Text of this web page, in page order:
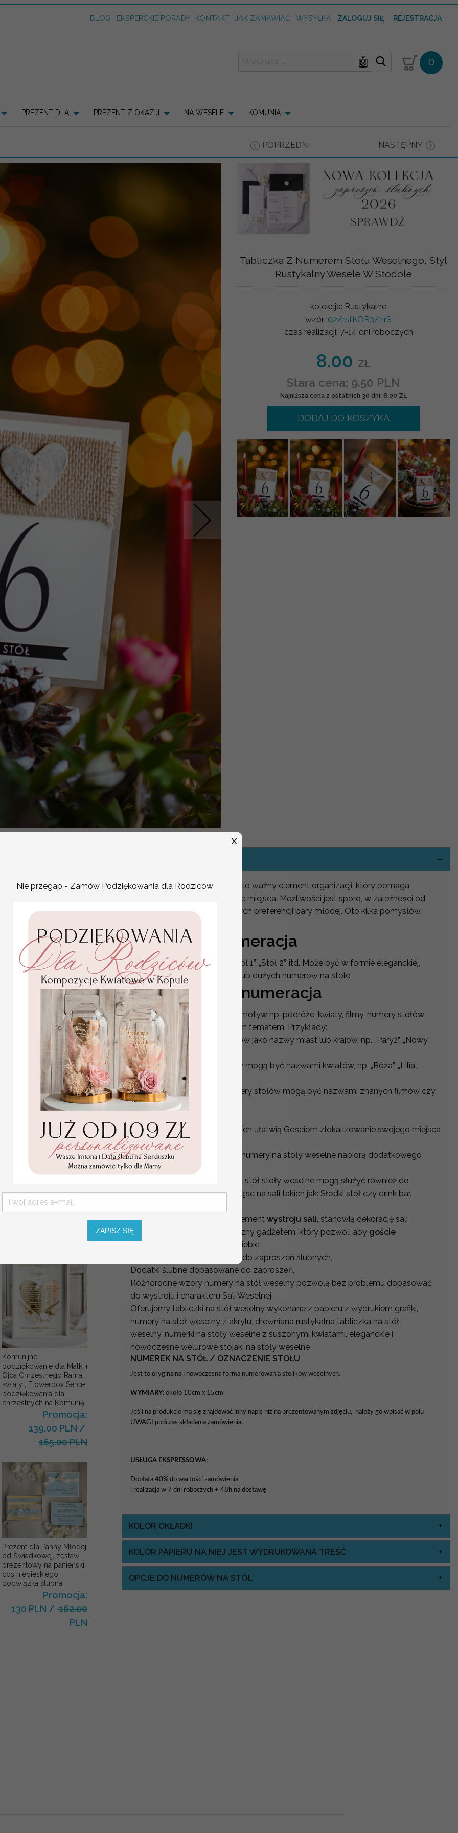
BLOG EKSPERCKIE PORADY KONTAKT JAK ZAMAWIAĆ WYSYŁKA ZALOGUJ SIĘ REJESTRACJA
🤖 0
PREZENT DLA PREZENT Z OKAZJI NA WESELE KOMUNIA
POPRZEDNI NASTĘPNY
Nastepne
Tabliczka Z Numerem Stołu Weselnego, Styl
Rustykalny Wesele W Stodole
kolekcja: Rustykalne
wzór: 02/rstKOR3/nrS
czas realizacji: 7-14 dni roboczych
8.00 ZŁ
Stara cena: 9.50 PLN
Najniższa cena z ostatnich 30 dni: 8.00 ZŁ
DODAJ DO KOSZYKA
Statuetka pamiątka
Pierwszej Komunii w
personalizowana
opakowanie na pieniądze
Promocja:
Komunijne
podziękowanie dla Matki i
Ojca Chrzestnego Rama i
kwiaty , Flowerbox Serce
podziękowania dla
chrzestnych na Komunię
Promocja:
139.00 PLN /
165.00 PLN
Prezent dla Panny Młodej
od Świadkowej, zestaw
prezentowy na panieński,
cos niebieskiego
podwiązka ślubna
Promocja:
130 PLN / 162.00
PLN
Numeracja stołów na weselu to ważny element organizacji, który pomaga
gościom łatwiej znaleźć swoje miejsca. Możliwości jest sporo, w zależności od
stylu wesela, a także osobistych preferencji pary młodej. Oto kilka pomysłów,
Tradycyjna numeracja
Prosta numeracja, czyli „Stół 1”, „Stół 2”, itd. Może być w formie eleganckiej,
minimalistycznej tabliczki lub dużych numerów na stole.
2.Tematyczna numeracja
Jeśli wesele ma określony motyw np. podróże, kwiaty, filmy, numery stołów
mogą być powiązane z tym tematem. Przykłady:
Podróże – numery stołów jako nazwy miast lub krajów, np. „Paryż”, „Nowy
Jork”, „Tokyo”.
Kwiaty – numery stołów mogą być nazwami kwiatów, np. „Róża”, „Lilia”,
„Tulipan”.
Filmy lub książki
– numery stołów mogą być nazwami znanych filmów czy
postaci z literatury.
numery na stół gości weselnych ułatwią Gościom zlokalizowanie swojego miejsca
na sali weselnej.
Wyjątkowa grafika sprawi, że numery na stoły weselne nabiorą dodatkowego
uroku.
Spersonalizowane numerki na stół stoły weselne mogą służyć również do
oznaczenia dodatkowych miejsc na sali takich jak: Słodki stół czy drink bar.
Numeracja stołów stanowi element wystroju sali, stanowią dekorację sali
weselnej jak i również praktyczny gadżetem, który pozwoli aby goście
znaleźli miejsce dla siebie.
Numery na stół dopasowane do zaproszeń ślubnych,
Dodatki ślubne dopasowane do zaproszeń,
Różnorodne wzory numery na stół weselny pozwolą bez problemu dopasować
do wystroju i charakteru Sali Weselnej
Oferujemy tabliczki na stół weselny wykonane z papieru z wydrukiem grafiki,
numery na stół weselny z akrylu, drewniana rustykalna tabliczka na stół
weselny, numerki na stoły weselne z suszonymi kwiatami, eleganckie i
nowoczesne welurowe stojaki na stoły weselne
NUMEREK NA STÓŁ / OZNACZENIE STOŁU
Jest to oryginalna i nowoczesna forma numerowania stolików weselnych.
WYMIARY: około 10cm x 15cm
Jeśli na produkcie ma się znajdować inny napis niż na prezentowanym zdjęciu, należy go wpisać w polu
UWAGI podczas składania zamówienia.
USŁUGA EKSPRESSOWA:
Dopłata 40% do wartości zamówienia
i realizacja w 7 dni roboczych + 48h na dostawę
KOLOR OKŁADKI
KOLOR PAPIERU NA NIEJ JEST WYDRUKOWANA TREŚĆ
OPCJE DO NUMERÓW NA STÓŁ
Nie przegap - Zamów Podziękowania dla Rodziców
ZAPISZ SIĘ
X